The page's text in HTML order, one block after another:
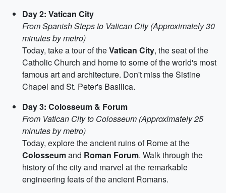
Day 2: Vatican City
From Spanish Steps to Vatican City (Approximately 30
minutes by metro)
Today, take a tour of theVatican City, the seat of the
Catholic Church and home to some of the world's most
famous art and architecture. Don't miss the Sistine
Chapel and St. Peter's Basilica.
Day 3: Colosseum & Forum
From Vatican City to Colosseum (Approximately 25
minutes by metro)
Today, explore the ancient ruins of Rome at the
Colosseumand Roman Forum. Walk through the
history of the city and marvel at the remarkable
engineering feats of the ancient Romans.